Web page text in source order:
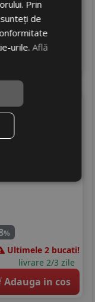
%
stoc - peste 12 buc
livrare 5/7 zile
vorti
%
Ultimele 2 bucati!
livrare 2/3 zile
Adauga in cos
Prin
de
urile.Află